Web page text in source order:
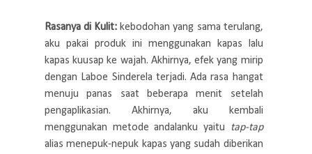
Rasanya di Kulit: kebodohan yang sama terulang,
aku pakai produk ini menggunakan kapas lalu
kapas kuusap ke wajah. Akhirnya, efek yang mirip
dengan Laboe Sinderela terjadi. Ada rasa hangat
menuju panas saat beberapa menit setelah
pengaplikasian. Akhirnya, aku kembali
menggunakan metode andalanku yaitu
tap-tap
alias menepuk-nepuk kapas yang sudah diberikan